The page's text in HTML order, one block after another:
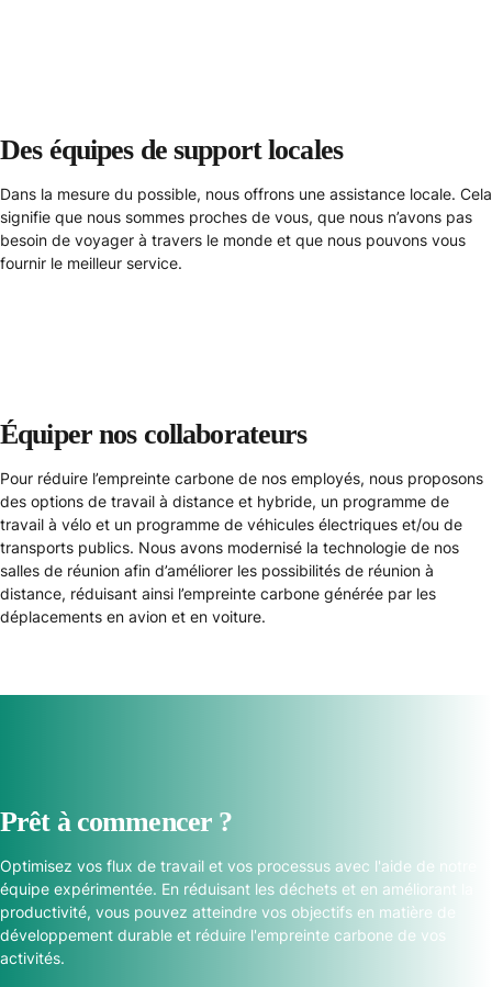
Des équipes de support locales
Dans la mesure du possible, nous offrons une assistance locale. Cela
signifie que nous sommes proches de vous, que nous n’avons pas
besoin de voyager à travers le monde et que nous pouvons vous
fournir le meilleur service.
Équiper nos collaborateurs
Pour réduire l’empreinte carbone de nos employés, nous proposons
des options de travail à distance et hybride, un programme de
travail à vélo et un programme de véhicules électriques et/ou de
transports publics. Nous avons modernisé la technologie de nos
salles de réunion afin d’améliorer les possibilités de réunion à
distance, réduisant ainsi l’empreinte carbone générée par les
déplacements en avion et en voiture.
Prêt à commencer ?
Optimisez vos flux de travail et vos processus avec l'aide de notre
équipe expérimentée. En réduisant les déchets et en améliorant la
productivité, vous pouvez atteindre vos objectifs en matière de
développement durable et réduire l'empreinte carbone de vos
activités.